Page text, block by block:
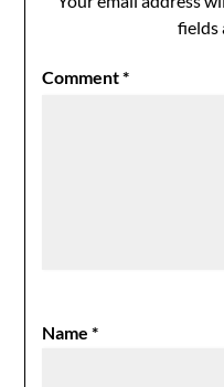
fields
Comment*
Name*